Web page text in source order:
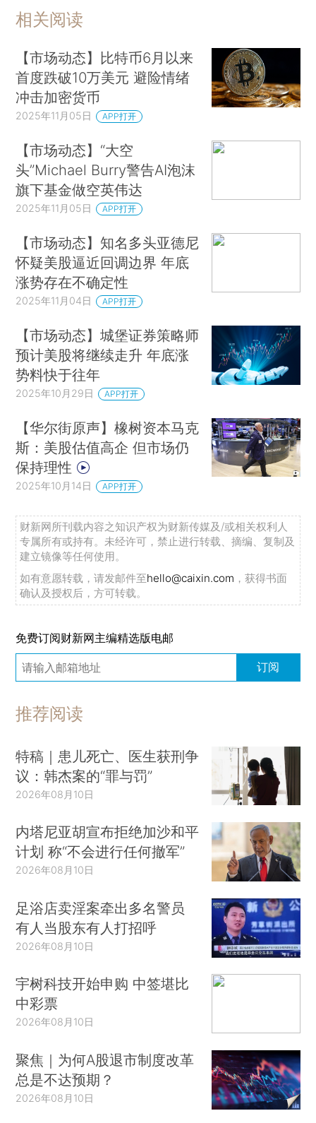
相关阅读
【市场动态】比特币6月以来
首度跌破10万美元 避险情绪
冲击加密货币
2025年11月05日 APP打开
【市场动态】“大空
头”Michael Burry警告AI泡沫
旗下基金做空英伟达
2025年11月05日 APP打开
【市场动态】知名多头亚德尼
怀疑美股逼近回调边界 年底
涨势存在不确定性
2025年11月04日 APP打开
【市场动态】城堡证券策略师
预计美股将继续走升 年底涨
势料快于往年
2025年10月29日 APP打开
【华尔街原声】橡树资本马克
斯：美股估值高企 但市场仍
保持理性
2025年10月14日 APP打开
财新网所刊载内容之知识产权为财新传媒及/或相关权利人
专属所有或持有。未经许可，禁止进行转载、摘编、复制及
建立镜像等任何使用。
如有意愿转载，请发邮件至hello@caixin.com ，获得书面
确认及授权后，方可转载。
免费订阅财新网主编精选版电邮
订阅
推荐阅读
特稿｜患儿死亡、医生获刑争
议：韩杰案的“罪与罚”
2026年08月10日
内塔尼亚胡宣布拒绝加沙和平
计划 称“不会进行任何撤军”
2026年08月10日
足浴店卖淫案牵出多名警员
有人当股东有人打招呼
2026年08月10日
宇树科技开始申购 中签堪比
中彩票
2026年08月10日
聚焦｜为何A股退市制度改革
总是不达预期？
2026年08月10日